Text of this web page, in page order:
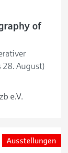
of
28. August)
e.V.
Ausstellungen